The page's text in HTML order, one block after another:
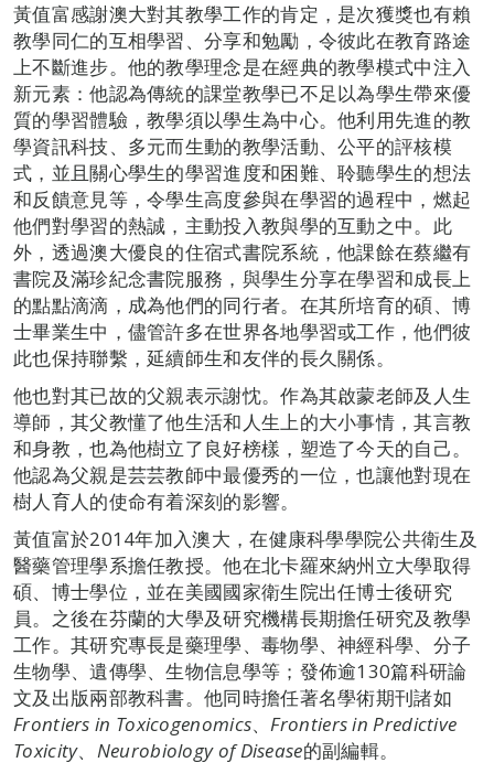
黃值富感謝澳大對其教學工作的肯定，是次獲獎也有賴
教學同仁的互相學習、分享和勉勵，令彼此在教育路途
上不斷進步。他的教學理念是在經典的教學模式中注入
新元素：他認為傳統的課堂教學已不足以為學生帶來優
質的學習體驗，教學須以學生為中心。他利用先進的教
學資訊科技、多元而生動的教學活動、公平的評核模
式，並且關心學生的學習進度和困難、聆聽學生的想法
和反饋意見等，令學生高度參與在學習的過程中，燃起
他們對學習的熱誠，主動投入教與學的互動之中。此
外，透過澳大優良的住宿式書院系統，他課餘在蔡繼有
書院及滿珍紀念書院服務，與學生分享在學習和成長上
的點點滴滴，成為他們的同行者。在其所培育的碩、博
士畢業生中，儘管許多在世界各地學習或工作，他們彼
此也保持聯繫，延續師生和友伴的長久關係。
他也對其已故的父親表示謝忱。作為其啟蒙老師及人生
導師，其父教懂了他生活和人生上的大小事情，其言教
和身教，也為他樹立了良好榜樣，塑造了今天的自己。
他認為父親是芸芸教師中最優秀的一位，也讓他對現在
樹人育人的使命有着深刻的影響。
黃值富於2014年加入澳大，在健康科學學院公共衛生及
醫藥管理學系擔任教授。他在北卡羅來納州立大學取得
碩、博士學位，並在美國國家衛生院出任博士後研究
員。之後在芬蘭的大學及研究機構長期擔任研究及教學
工作。其研究專長是藥理學、毒物學、神經科學、分子
生物學、遺傳學、生物信息學等；發佈逾130篇科研論
文及出版兩部教科書。他同時擔任著名學術期刊諸如
Frontiers in Toxicogenomics、Frontiers in Predictive
Toxicity、 Neurobiology of Disease的副編輯。